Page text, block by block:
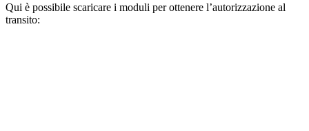
Qui è possibile scaricare i moduli per ottenere l’autorizzazione al
transito: